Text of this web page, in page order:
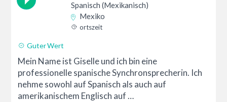
Spanisch (Mexikanisch)
Mexiko
ortszeit
Guter Wert
Mein Name ist Giselle und ich bin eine
professionelle spanische Synchronsprecherin. Ich
nehme sowohl auf Spanisch als auch auf
amerikanischem Englisch auf …